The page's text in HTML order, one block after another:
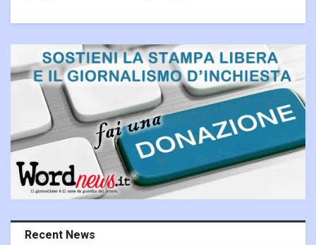
Recent News